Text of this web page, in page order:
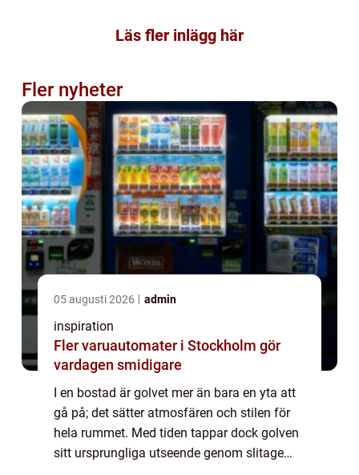
Läs fler inlägg här
Fler nyheter
05 augusti 2026 admin
inspiration
Fler varuautomater i Stockholm gör
vardagen smidigare
I en bostad är golvet mer än bara en yta att
gå på; det sätter atmosfären och stilen för
hela rummet. Med tiden tappar dock golven
sitt ursprungliga utseende genom slitage